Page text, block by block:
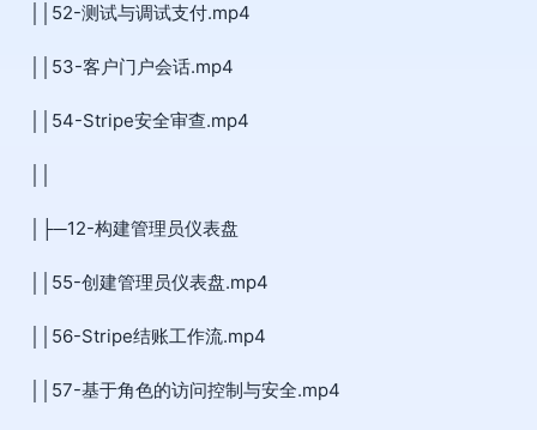
││52-测试与调试支付.mp4
││53-客户门户会话.mp4
││54-Stripe安全审查.mp4
│├─12-构建管理员仪表盘
││55-创建管理员仪表盘.mp4
││56-Stripe结账工作流.mp4
││57-基于角色的访问控制与安全.mp4